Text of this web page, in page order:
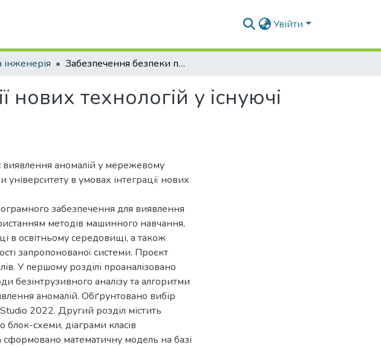
Увійти
Забезпечення безпеки при інтеграції нових технологій у існуючі компʼютерні системи університету
технологій у існуючі
виявлення аномалій у мережевому
університету в умовах інтеграції нових
забезпечення для виявлення
методів машинного навчання,
в освітньому середовищі, а також
запропонованої системи. Проєкт
У першому розділі проаналізовано
безінтрузивного аналізу та алгоритми
аномалій. Обґрунтовано вибір
2022. Другий розділ містить
блок-схеми, діаграми класів
сформовано математичну модель на базі